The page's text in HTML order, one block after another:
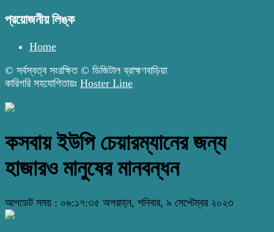
প্রয়োজনীয় লিঙ্ক
Home
© সর্বস্বত্ব সংরক্ষিত © ডিজিটাল ব্রাহ্মণবাড়িয়া
কারিগরি সহযোগিতায়ঃ Hoster Line
কসবায় ইউপি চেয়ারম্যানের জন্য
হাজারও মানুষের মানবন্ধন
আপডেট সময় : ০৬:১৭:৩৫ অপরাহ্ন, শনিবার, ৯ সেপ্টেম্বর ২০২৩